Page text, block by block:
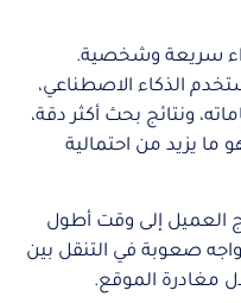
سريعة وشخصية.
الذكاء الاصطناعي،
ونتائج بحث أكثر دقة،
ما يزيد من احتمالية
العميل إلى وقت أطول
صعوبة في التنقل بين
مغادرة الموقع.